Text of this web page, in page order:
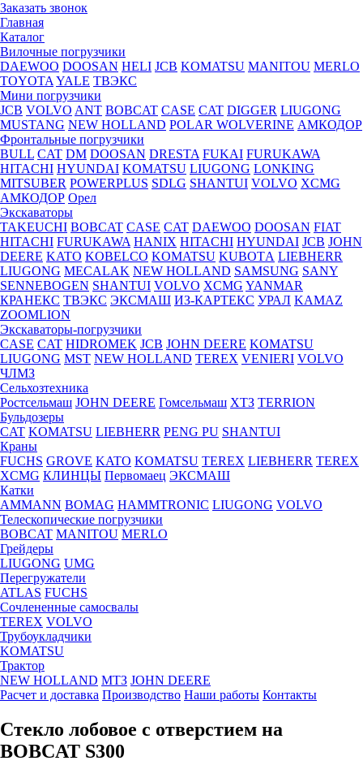
Заказать звонок
Главная
Каталог
Вилочные погрузчики
DAEWOO DOOSAN HELI JCB KOMATSU MANITOU MERLO
TOYOTA YALE ТВЭКС
Мини погрузчики
JCB VOLVO ANT BOBCAT CASE CAT DIGGER LIUGONG
MUSTANG NEW HOLLAND POLAR WOLVERINE АМКОДОР
Фронтальные погрузчики
BULL CAT DM DOOSAN DRESTA FUKAI FURUKAWA
HITACHI HYUNDAI KOMATSU LIUGONG LONKING
MITSUBER POWERPLUS SDLG SHANTUI VOLVO XCMG
АМКОДОР Орел
Экскаваторы
TAKEUCHI BOBCAT CASE CAT DAEWOO DOOSAN FIAT
HITACHI FURUKAWA HANIX HITACHI HYUNDAI JCB JOHN
DEERE KATO KOBELCO KOMATSU KUBOTА LIEBHERR
LIUGONG MECALAK NEW HOLLAND SAMSUNG SANY
SENNEBOGEN SHANTUI VOLVO XCMG YANMAR
КРАНЕКС ТВЭКС ЭКСМАШ ИЗ-КАРТЕКС УРАЛ KAMAZ
ZOOMLION
Экскаваторы-погрузчики
CASE CAT HIDROМEK JCB JOHN DEERE KOMATSU
LIUGONG MST NEW HOLLAND TEREX VENIERI VOLVO
ЧЛМЗ
Сельхозтехника
Ростсельмаш JOHN DEERE Гомсельмаш ХТЗ TERRION
Бульдозеры
CAT KOMATSU LIEBHERR PENG PU SHANTUI
Краны
FUCHS GROVE KATO KOMATSU TEREX LIEBHERR TEREX
XCMG КЛИНЦЫ Первомаец ЭКСМАШ
Катки
AMMANN BOMAG HAMMTRONIC LIUGONG VOLVO
Телескопические погрузчики
BOBCAT MANITOU MERLO
Грейдеры
LIUGONG UMG
Перегружатели
ATLAS FUCHS
Сочлененные самосвалы
TEREX VOLVO
Трубоукладчики
KOMATSU
Трактор
NEW HOLLAND МТЗ JOHN DEERE
Расчет и доставка Производство Наши работы Контакты
Стекло лобовое с отверстием на
BOBCAT S300